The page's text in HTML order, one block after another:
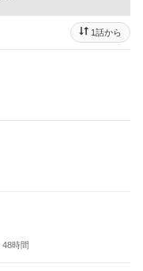
1話から
48時間